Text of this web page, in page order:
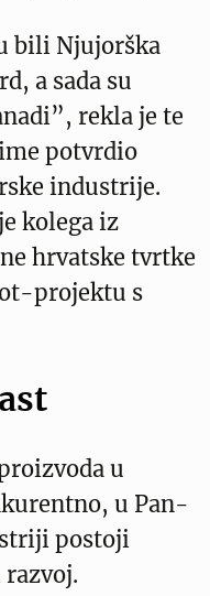
bili Njujorška
a sada su
rekla je te
potvrdio
industrije.
kolega iz
hrvatske tvrtke
projektu s
u
u Pan-
postoji